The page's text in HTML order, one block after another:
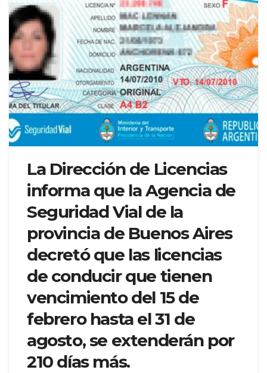
La Dirección de Licencias
informa que la Agencia de
Seguridad Vial de la
provincia de Buenos Aires
decretó que las licencias
de conducir que tienen
vencimiento del 15 de
febrero hasta el 31 de
agosto, se extenderán por
210 días más.